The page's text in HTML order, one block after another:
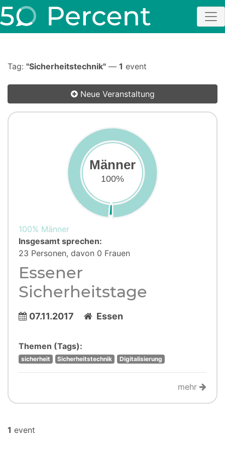
Tag: "Sicherheitstechnik" — 1 event
Neue Veranstaltung
Männer
100%
100% Männer
Insgesamt sprechen:
23 Personen, davon 0 Frauen
Essener
Sicherheitstage
07.11.2017 Essen
Themen (Tags):
sicherheit Sicherheitstechnik Digitalisierung
mehr
1 event